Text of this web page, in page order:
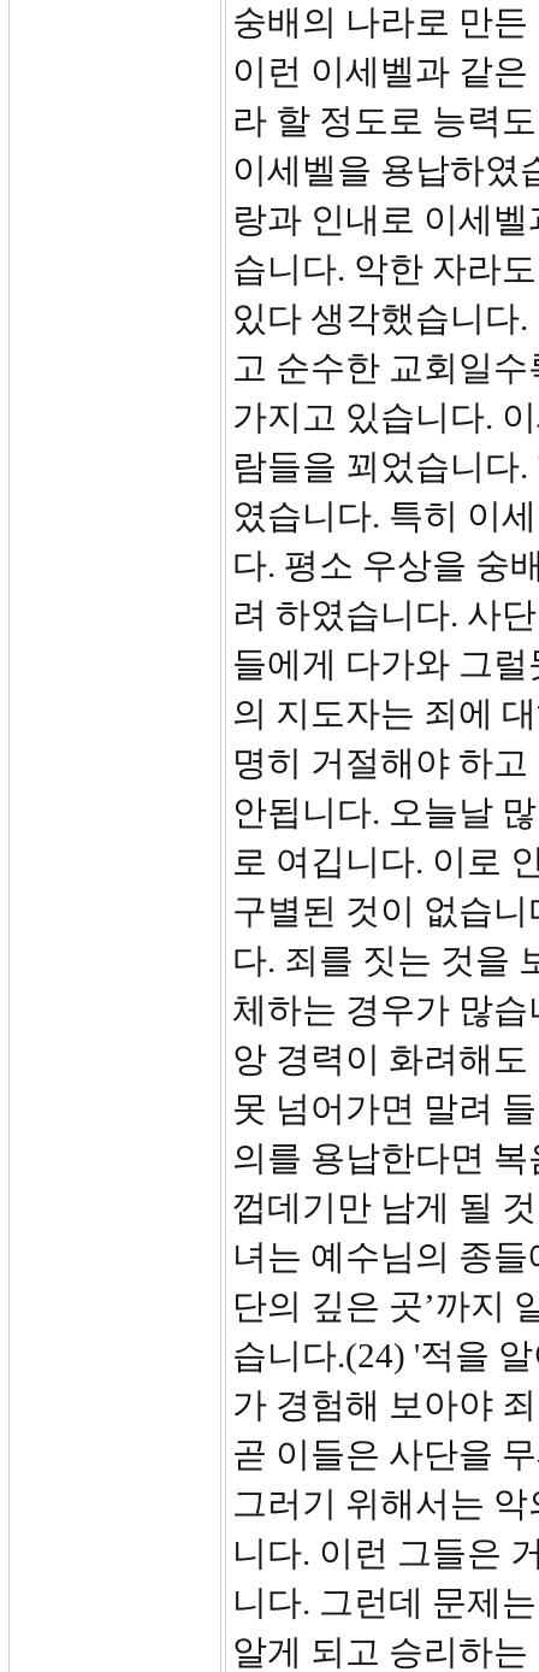
숭배의 나라로 만
이런 이세벨과 같
라 할 정도로 능력
이세벨을 용납하였
랑과 인내로 이세
습니다. 악한 자라
있다 생각했습니다
고 순수한 교회일
가지고 있습니다.
람들을 꾀었습니다
였습니다. 특히 이
다. 평소 우상을 숭
려 하였습니다. 사
들에게 다가와 그
의 지도자는 죄에
명히 거절해야 하
안됩니다. 오늘날
로 여깁니다. 이로
구별된 것이 없습
다. 죄를 짓는 것을
체하는 경우가 많
앙 경력이 화려해
못 넘어가면 말려
의를 용납한다면
껍데기만 남게 될
녀는 예수님의 종
단의 깊은 곳’까지
습니다.(24) '적을
가 경험해 보아야
곧 이들은 사단을
그러기 위해서는
니다. 이런 그들은
니다. 그런데 문제
알게 되고 승리하